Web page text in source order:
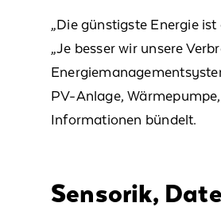
„Die günstigste Energie
„Je besser wir unsere
PV-Anlage, Wärmepumpe,
Informationen bündelt.
Sensorik,